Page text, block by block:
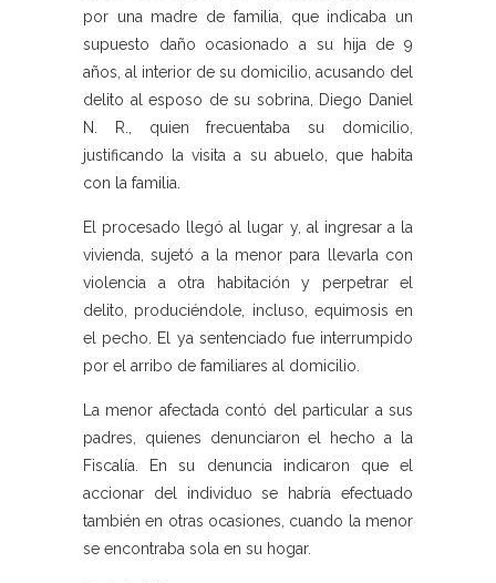
por una madre de familia, que indicaba un
supuesto daño ocasionado a su hija de 9
años, al interior de su domicilio, acusando del
delito al esposo de su sobrina, Diego Daniel
N. R., quien frecuentaba su domicilio,
justificando la visita a su abuelo, que habita
con la familia.
El procesado llegó al lugar y, al ingresar a la
vivienda, sujetó a la menor para llevarla con
violencia a otra habitación y perpetrar el
delito, produciéndole, incluso, equimosis en
el pecho. El ya sentenciado fue interrumpido
por el arribo de familiares al domicilio.
La menor afectada contó del particular a sus
padres, quienes denunciaron el hecho a la
Fiscalía. En su denuncia indicaron que el
accionar del individuo se habría efectuado
también en otras ocasiones, cuando la menor
se encontraba sola en su hogar.